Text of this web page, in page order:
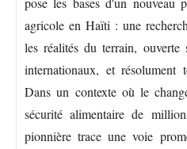
agricole en Haïti : une
les réalités du terrain, ouverte
internationaux, et résolument
Dans un contexte où le
sécurité alimentaire de
pionnière trace une voie